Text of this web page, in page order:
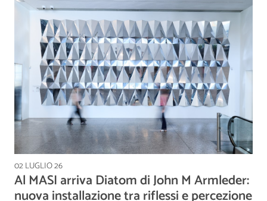
02 LUGLIO 26
Al MASI arriva Diatom di John M Armleder:
nuova installazione tra riflessi e percezione